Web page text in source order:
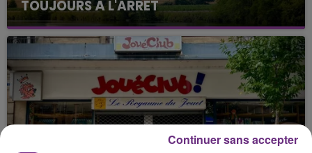
TOUJOURS À L'ARRÊT
Cela fait déjà une semaine que la centrale
nucléaire ardennaise est à l'arrêt. Une situation
justifiée par la sécheresse intense qui est toujours
présente.
Continuer sans accepter